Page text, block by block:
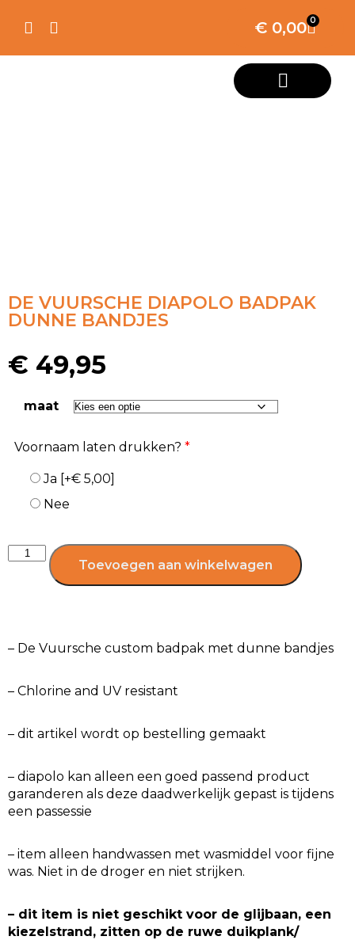
€ 0,00 0
DE VUURSCHE DIAPOLO BADPAK
DUNNE BANDJES
€ 49,95
maat
Voornaam laten drukken? *
Ja [+€ 5,00]
Nee
Toevoegen aan winkelwagen
– De Vuursche custom badpak met dunne bandjes
– Chlorine and UV resistant
– dit artikel wordt op bestelling gemaakt
– diapolo kan alleen een goed passend product
garanderen als deze daadwerkelijk gepast is tijdens
een passessie
– item alleen handwassen met wasmiddel voor fijne
was. Niet in de droger en niet strijken.
– dit item is niet geschikt voor de glijbaan, een
kiezelstrand, zitten op de ruwe duikplank/